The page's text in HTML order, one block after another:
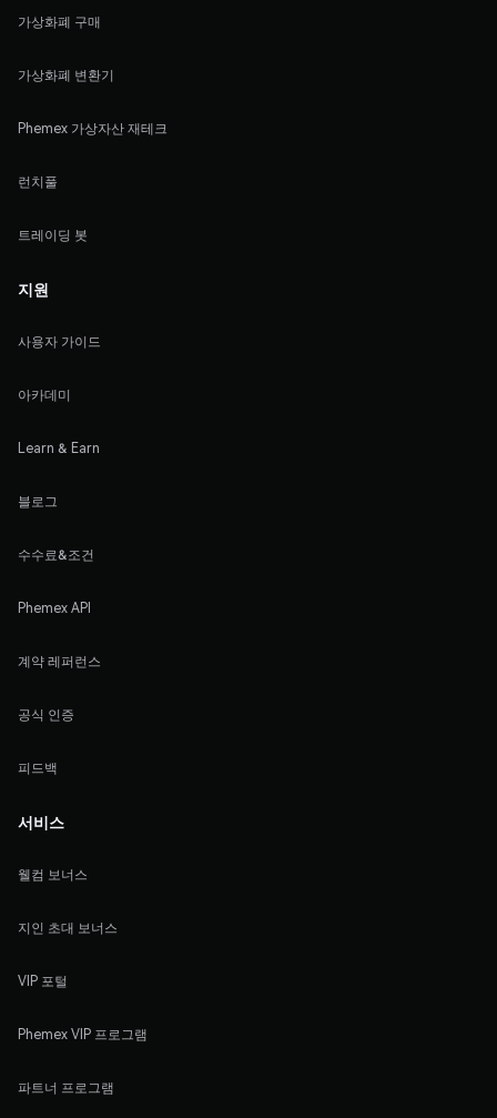
가상화폐 구매
가상화폐 변환기
Phemex 가상자산 재테크
런치풀
트레이딩 봇
지원
사용자 가이드
아카데미
Learn & Earn
블로그
수수료&조건
Phemex API
계약 레퍼런스
공식 인증
피드백
서비스
웰컴 보너스
지인 초대 보너스
VIP 포털
Phemex VIP 프로그램
파트너 프로그램